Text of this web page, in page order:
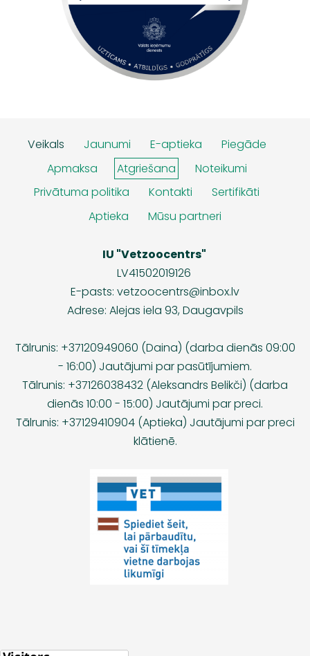
Veikals Jaunumi E-aptieka
Piegāde
Apmaksa
Atgriešana
Noteikumi
Privātuma politika
Kontakti
Sertifikāti
Aptieka
Mūsu partneri
IU "Vetzoocentrs"
LV41502019126
E-pasts: vetzoocentrs@inbox.lv
Adrese: Alejas iela 93, Daugavpils
Tālrunis: +37120949060 (Daina) (darba dienās 09:00
- 16:00) Jautājumi par pasūtījumiem.
Tālrunis: +37126038432 (Aleksandrs Belikči) (darba
dienās 10:00 - 15:00) Jautājumi par preci.
Tālrunis: +37129410904 (Aptieka) Jautājumi par preci
klātienē.